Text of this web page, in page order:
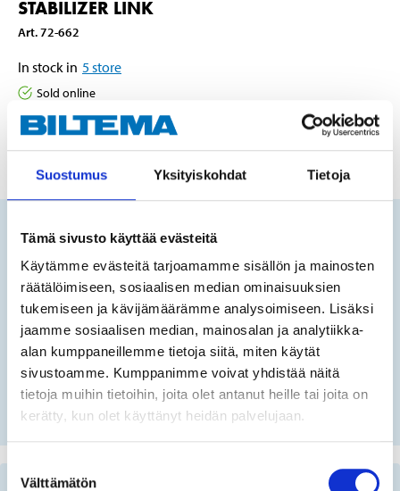
Suostumus Yksityiskohdat Tietoja
Tämä sivusto käyttää evästeitä
Käytämme evästeitä tarjoamamme sisällön ja mainosten
räätälöimiseen, sosiaalisen median ominaisuuksien
tukemiseen ja kävijämäärämme analysoimiseen. Lisäksi
jaamme sosiaalisen median, mainosalan ja analytiikka-
alan kumppaneillemme tietoja siitä, miten käytät
sivustoamme. Kumppanimme voivat yhdistää näitä
tietoja muihin tietoihin, joita olet antanut heille tai joita on
kerätty, kun olet käyttänyt heidän palvelujaan.
valinta
Välttämätön
STABILIZER LINK
Art.72-662
In stock in 5store
Sold online
ADD TO CART
Does this product fit your vehicle?
FIN
No registration number?
SELECT CAR MANUALLY